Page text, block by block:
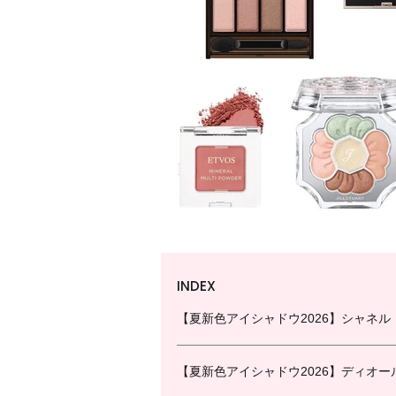
INDEX
【夏新色アイシャドウ2026】シャネル
【夏新色アイシャドウ2026】ディオー